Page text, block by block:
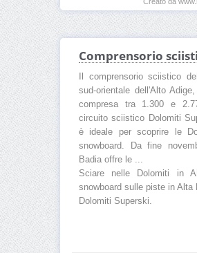
Comprensorio
Il comprensorio sciistico
sud-orientale dell'Alto
compresa tra 1.300 e
circuito sciistico Dolomiti
è ideale per scoprire le
snowboard. Da fine
Badia offre le ...
Sciare nelle Dolomiti in
snowboard sulle piste in Alta
Dolomiti Superski.